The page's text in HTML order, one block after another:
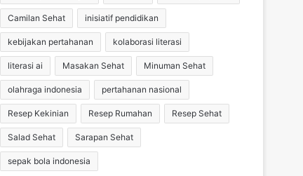
Camilan Sehat inisiatif pendidikan
kebijakan pertahanan kolaborasi literasi
literasi ai Masakan Sehat Minuman Sehat
olahraga indonesia pertahanan nasional
Resep Kekinian Resep Rumahan Resep Sehat
Salad Sehat Sarapan Sehat
sepak bola indonesia